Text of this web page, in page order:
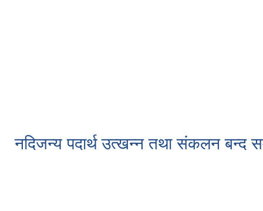
नदिजन्य पदार्थ उत्खन्न तथा संकलन बन्द